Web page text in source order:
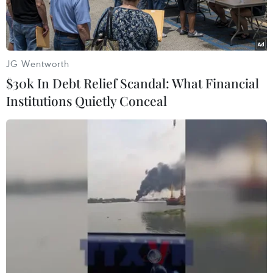
tỉnh Tomsk, Nga ngày 21/1/2020. (Ảnh: AFP/TTXVN)
Hãng tin TASS của Nga dẫn nguồn cơ quan
khẩn cấp địa phương đưa tin nguyên nhân gây
ra vụ cháy nhà khiến 11 người thiệt mạng tại
làng Prichulymsky, thuộc tỉnh Tomsk của Nga
ngày 21/1 là do chập điện.
Trong khi đó, Bộ Tình trạng khẩn cấp
JG Wentworth
$30k In Debt Relief Scandal: What Financial
Institutions Quietly Conceal